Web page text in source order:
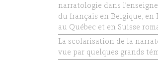
narratologie dans
du français en Belgique, en
au Québec et en Suisse
La scolarisation de la
vue par quelques grands